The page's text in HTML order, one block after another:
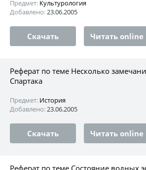
Предмет: Культурология
Добавлено:23.06.2005
Скачать Читать online
Реферат по теме Несколько
Спартака
Предмет: История
Добавлено:23.06.2005
Скачать Читать online
Реферат по теме Состояние водных